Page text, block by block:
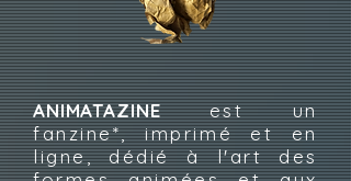
ANIMATAZINEest un
fanzine*, imprimé et en
ligne, dédié à l'art des